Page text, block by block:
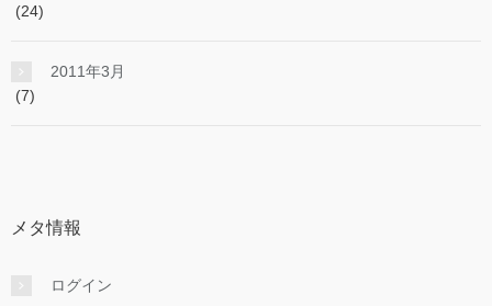
(24)
2011年3月
(7)
メタ情報
ログイン